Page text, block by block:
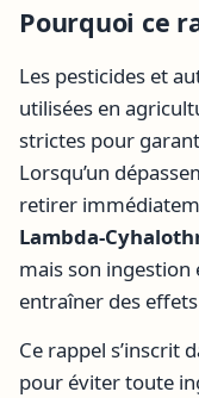
Pourquoi ce
Les pesticides et
utilisées en
strictes pour
Lorsqu’un
retirer
Lambda-
mais son ingestion
entraîner des
Ce rappel s’inscrit
pour éviter toute